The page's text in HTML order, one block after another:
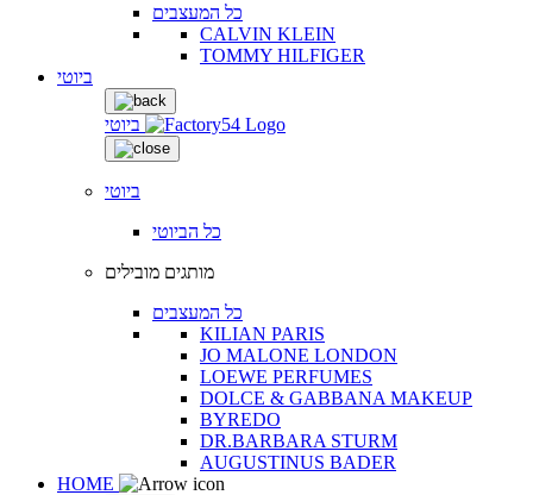
כל המעצבים
CALVIN KLEIN
TOMMY HILFIGER
ביוטי
ביוטי
ביוטי
כל הביוטי
מותגים מובילים
כל המעצבים
KILIAN PARIS
JO MALONE LONDON
LOEWE PERFUMES
DOLCE & GABBANA MAKEUP
BYREDO
DR.BARBARA STURM
AUGUSTINUS BADER
HOME